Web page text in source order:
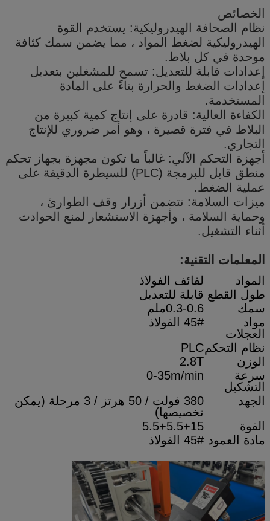
الخصائص
نظام الصحافة الهيدروليكية: يستخدم القوة
الهيدروليكية لضغط المواد ، مما يضمن سمك كثافة
موحدة في كل بلاط.
إعدادات قابلة للتعديل: تسمح للمشغلين بتعديل
إعدادات الضغط والحرارة بناءً على المادة
المستخدمة.
الكفاءة العالية: قادرة على إنتاج كمية كبيرة من
البلاط في فترة قصيرة ، وهو أمر ضروري للإنتاج
التجاري.
أجهزة التحكم الآلي: غالباً ما تكون مجهزة بجهاز تحكم
منطق قابل للبرمجة (PLC) للسيطرة الدقيقة على
عملية الضغط.
ميزات السلامة: تتضمن أزرار وقف الطوارئ ،
وحماية السلامة ، وأجهزة الاستشعار لمنع الحوادث
أثناء التشغيل.
المعلمات التقنية:
المواد
لفائف الفولاذ
طول القطع قابلة للتعديل
سمك
0.3-0.6ملم
مواد
العجلات
45# الفولاذ
نظام التحكمPLC
الوزن
2.8T
سرعة
التشكيل
0-35m/min
الجهد
380 فولت / 50 هرتز / 3 مرحلة (يمكن
تخصيصها)
القوة
5.5+5.5+15
مادة العمود 45# الفولاذ